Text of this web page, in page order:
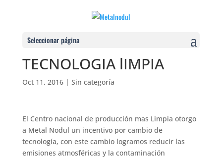
Seleccionar página
TECNOLOGIA lIMPIA
Oct 11, 2016| Sin categoría
El Centro nacional de producción mas Limpia otorgo
a Metal Nodul un incentivo por cambio de
tecnología, con este cambio logramos reducir las
emisiones atmosféricas y la contaminación